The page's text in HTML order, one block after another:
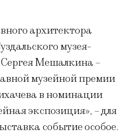
архитектора
музея-
Мешалкина –
музейной премии
в номинации
экспозиция», – для
событие особое.